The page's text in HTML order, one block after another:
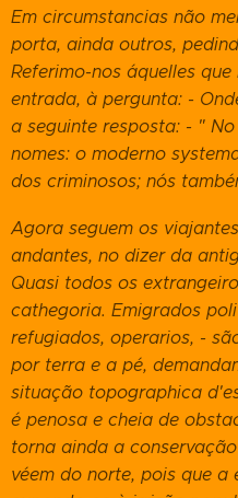
Em circumstancias não
porta, ainda outros,
Referimo-nos áquelles
entrada, à pergunta: -
a seguinte resposta: - "
nomes: o moderno
dos criminosos; nós
Agora seguem os
andantes, no dizer da
Quasi todos os
cathegoria. Emigrados
refugiados, operarios, -
por terra e a pé,
situação topographica
é penosa e cheia de
torna ainda a
véem do norte, pois que a